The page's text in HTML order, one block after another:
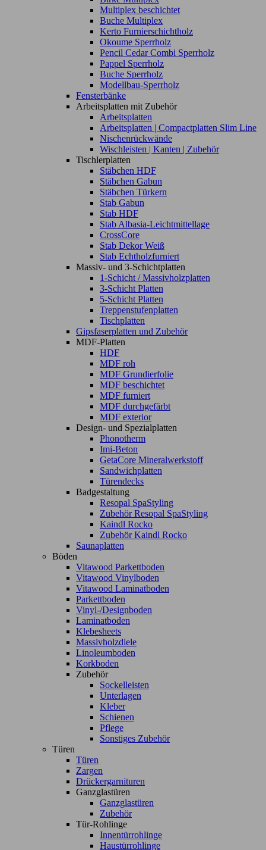
Multiplex beschichtet
Buche Multiplex
Kerto Furnierschichtholz
Okoume Sperrholz
Pencil Cedar Combi Sperrholz
Pappel Sperrholz
Buche Sperrholz
Modellbau-Sperrholz
Fensterbänke
Arbeitsplatten mit Zubehör
Arbeitsplatten
Arbeitsplatten | Compactplatten Slim Line
Nischenrückwände
Wischleisten | Kanten | Zubehör
Tischlerplatten
Stäbchen HDF
Stäbchen Gabun
Stäbchen Türkern
Stab Gabun
Stab HDF
Stab Albasia-Leichtmittellage
CrossCore
Stab Dekor Weiß
Stab Echtholzfurniert
Massiv- und 3-Schichtplatten
1-Schicht / Massivholzplatten
3-Schicht Platten
5-Schicht Platten
Treppenstufenplatten
Tischplatten
Gipsfaserplatten und Zubehör
MDF-Platten
HDF
MDF roh
MDF Grundierfolie
MDF beschichtet
MDF furniert
MDF durchgefärbt
MDF exterior
Design- und Spezialplatten
Phonotherm
Imi-Beton
GetaCore Mineralwerkstoff
Sandwichplatten
Türendecks
Badgestaltung
Resopal SpaStyling
Zubehör Resopal SpaStyling
Kaindl Rocko
Zubehör Kaindl Rocko
Saunaplatten
Böden
Vitawood Parkettboden
Vitawood Vinylboden
Vitawood Laminatboden
Parkettboden
Vinyl-/Designboden
Laminatboden
Klebesheets
Massivholzdiele
Linoleumboden
Korkboden
Zubehör
Sockelleisten
Unterlagen
Kleber
Schienen
Pflege
Sonstiges Zubehör
Türen
Türen
Zargen
Drückergarnituren
Ganzglastüren
Ganzglastüren
Zubehör
Tür-Rohlinge
Innentürrohlinge
Haustürrohlinge